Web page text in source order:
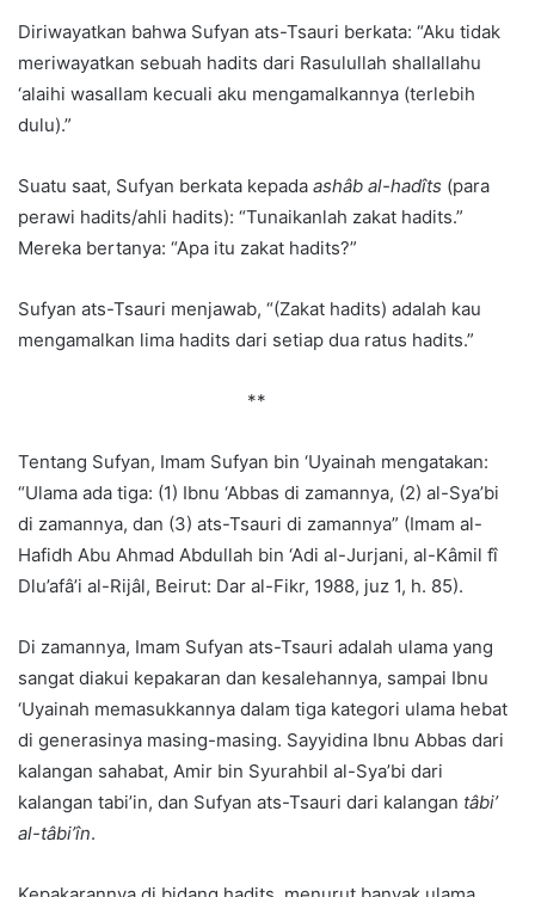
Diriwayatkan bahwa Sufyan ats-Tsauri berkata: “Aku tidak
meriwayatkan sebuah hadits dari Rasulullah shallallahu
‘alaihi wasallam kecuali aku mengamalkannya (terlebih
dulu).”
Suatu saat, Sufyan berkata kepada ashâb al-hadîts (para
perawi hadits/ahli hadits): “Tunaikanlah zakat hadits.”
Mereka bertanya: “Apa itu zakat hadits?”
Sufyan ats-Tsauri menjawab, “(Zakat hadits) adalah kau
mengamalkan lima hadits dari setiap dua ratus hadits.”
**
Tentang Sufyan, Imam Sufyan bin ‘Uyainah mengatakan:
“Ulama ada tiga: (1) Ibnu ‘Abbas di zamannya, (2) al-Sya’bi
di zamannya, dan (3) ats-Tsauri di zamannya” (Imam al-
Hafidh Abu Ahmad Abdullah bin ‘Adi al-Jurjani, al-Kâmil fî
Dlu’afâ’i al-Rijâl, Beirut: Dar al-Fikr, 1988, juz 1, h. 85).
Di zamannya, Imam Sufyan ats-Tsauri adalah ulama yang
sangat diakui kepakaran dan kesalehannya, sampai Ibnu
‘Uyainah memasukkannya dalam tiga kategori ulama hebat
di generasinya masing-masing. Sayyidina Ibnu Abbas dari
kalangan sahabat, Amir bin Syurahbil al-Sya’bi dari
kalangan tabi’in, dan Sufyan ats-Tsauri dari kalangan tâbi’
al-tâbi’în.